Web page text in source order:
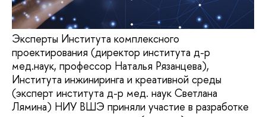
Эксперты Института комплексного
проектирования (директор института д-р
мед.наук, профессор Наталья Рязанцева),
Института инжиниринга и креативной среды
(эксперт института д-р мед. наук Светлана
Лямина) НИУ ВШЭ приняли участие в разработке